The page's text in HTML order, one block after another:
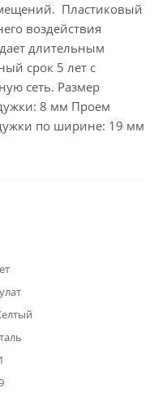
Пластиковый
воздействия
длительным
срок 5 лет с
сеть. Размер
8 мм Проем
по ширине: 19 мм